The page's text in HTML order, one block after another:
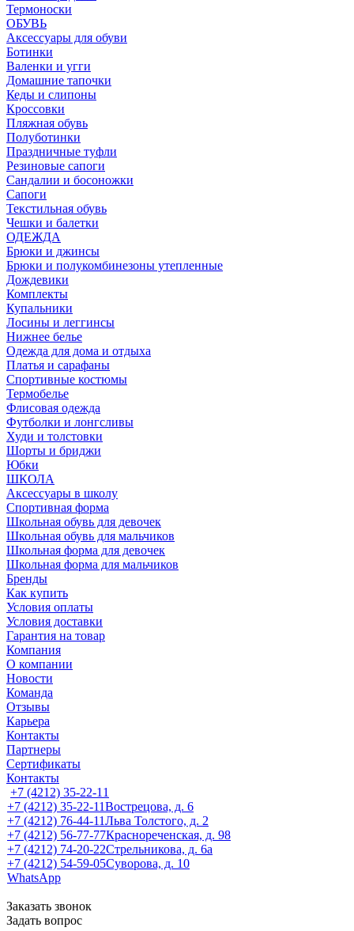
Термоноски
ОБУВЬ
Аксессуары для обуви
Ботинки
Валенки и угги
Домашние тапочки
Кеды и слипоны
Кроссовки
Пляжная обувь
Полуботинки
Праздничные туфли
Резиновые сапоги
Сандалии и босоножки
Сапоги
Текстильная обувь
Чешки и балетки
ОДЕЖДА
Брюки и джинсы
Брюки и полукомбинезоны утепленные
Дождевики
Комплекты
Купальники
Лосины и леггинсы
Нижнее белье
Одежда для дома и отдыха
Платья и сарафаны
Спортивные костюмы
Термобелье
Флисовая одежда
Футболки и лонгсливы
Худи и толстовки
Шорты и бриджи
Юбки
ШКОЛА
Аксессуары в школу
Спортивная форма
Школьная обувь для девочек
Школьная обувь для мальчиков
Школьная форма для девочек
Школьная форма для мальчиков
Бренды
Как купить
Условия оплаты
Условия доставки
Гарантия на товар
Компания
О компании
Новости
Команда
Отзывы
Карьера
Контакты
Партнеры
Сертификаты
Контакты
+7 (4212) 35-22-11
+7 (4212) 35-22-11Вострецова, д. 6
+7 (4212) 76-44-11Льва Толстого, д. 2
+7 (4212) 56-77-77Краснореченская, д. 98
+7 (4212) 74-20-22Стрельникова, д. 6а
+7 (4212) 54-59-05Суворова, д. 10
WhatsApp
Заказать звонок
Задать вопрос